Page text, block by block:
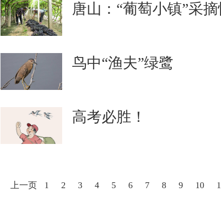
唐山：“葡萄小镇”采
鸟中“渔夫”绿鹭
高考必胜！
上一页 1 2 3 4 5 6 7 8 9 10